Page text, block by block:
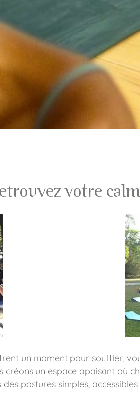
votre
un moment pour souffler,
créons un espace apaisant où
postures simples,